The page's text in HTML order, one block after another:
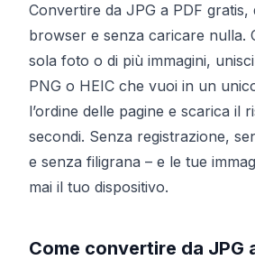
Convertire da JPG a PDF gratis,
browser e senza caricare nulla.
sola foto o di più immagini,
PNG o HEIC che vuoi in un
l’ordine delle pagine e scarica il
secondi. Senza registrazione,
e senza filigrana – e le tue
mai il tuo dispositivo.
Come convertire da JPG